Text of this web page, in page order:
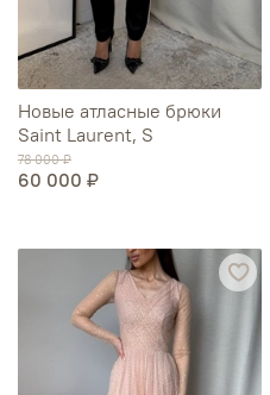
Новые атласные брюки
Saint Laurent, S
78 000 ₽
60 000 ₽